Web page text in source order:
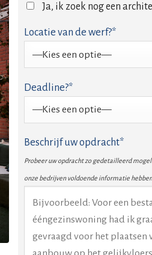
Ja, ik zoek nog een
Locatie van de werf?*
Deadline?*
Beschrijf uw opdracht*
Probeer uw opdracht zo gedetailleerd
onze bedrijven voldoende informatie